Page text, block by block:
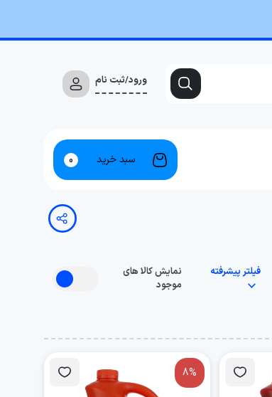
ورود/ثبت نام
سبد خرید 0
فیلتر پیشرفته
نمایش کالا های
موجود
8%